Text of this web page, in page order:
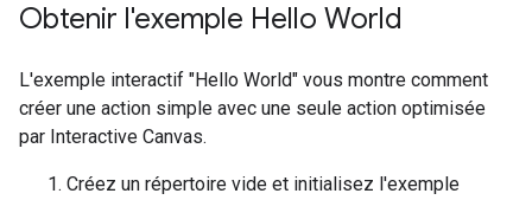
Obtenir l'exemple Hello World
L'exemple interactif "Hello World" vous montre comment
créer une action simple avec une seule action optimisée
par Interactive Canvas.
Créez un répertoire vide et initialisez l'exemple